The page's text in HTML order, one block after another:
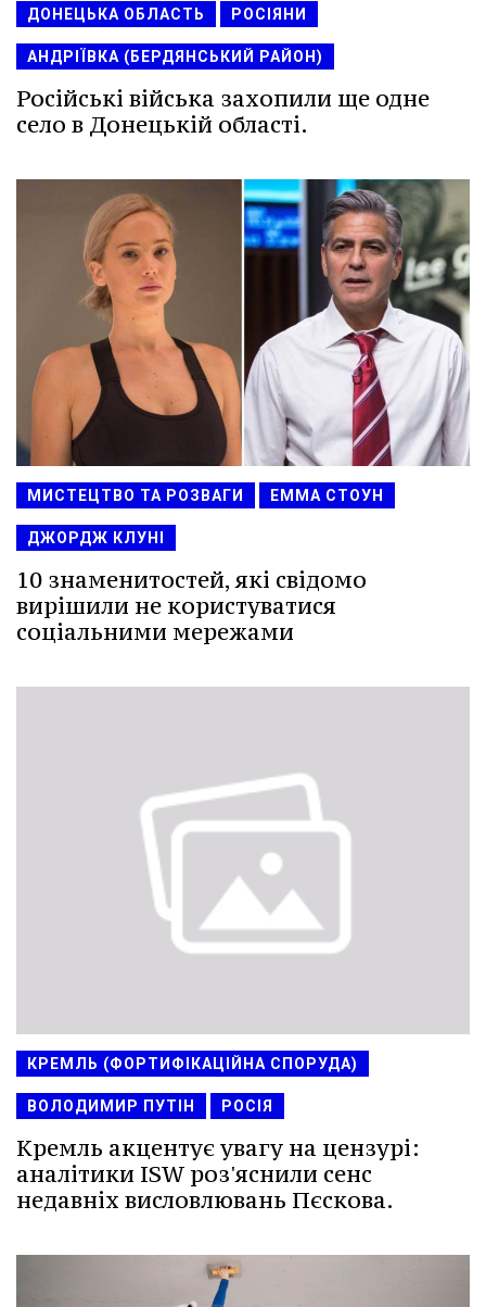
ДОНЕЦЬКА ОБЛАСТЬ РОСІЯНИ
АНДРІЇВКА (БЕРДЯНСЬКИЙ РАЙОН)
Російські війська захопили ще одне
село в Донецькій області.
МИСТЕЦТВО ТА РОЗВАГИ ЕММА СТОУН
ДЖОРДЖ КЛУНІ
10 знаменитостей, які свідомо
вирішили не користуватися
соціальними мережами
КРЕМЛЬ (ФОРТИФІКАЦІЙНА СПОРУДА)
ВОЛОДИМИР ПУТІН РОСІЯ
Кремль акцентує увагу на цензурі:
аналітики ISW роз'яснили сенс
недавніх висловлювань Пєскова.